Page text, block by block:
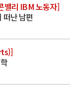
밸리 IBM 노동자]
난 남편